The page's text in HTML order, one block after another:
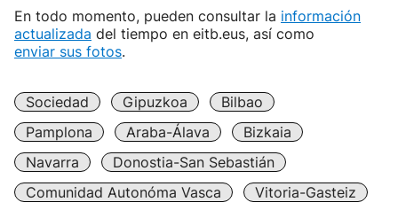
En todo momento, pueden consultar la información
actualizada del tiempo en eitb.eus, así como
enviar sus fotos.
Sociedad Gipuzkoa
Bilbao
Pamplona
Araba-Álava
Bizkaia
Navarra
Donostia-San Sebastián
Comunidad Autonóma Vasca
Vitoria-Gasteiz